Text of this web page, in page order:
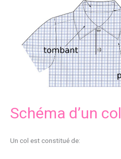
Schéma d’un col
Un col est constitué de: